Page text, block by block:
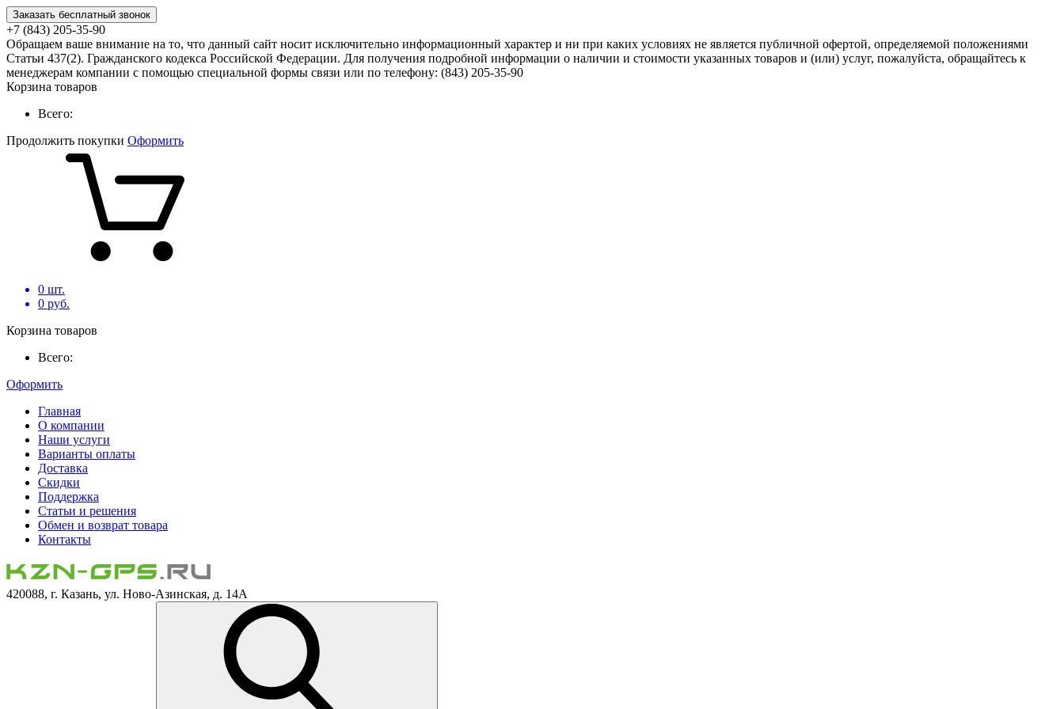
Заказать бесплатный звонок
+7 (843) 205-35-90
Обращаем ваше внимание на то, что данный сайт носит исключительно информационный характер и ни при каких условиях не является публичной офертой, определяемой положениями
Статьи 437(2). Гражданского кодекса Российской Федерации. Для получения подробной информации о наличии и стоимости указанных товаров и (или) услуг, пожалуйста, обращайтесь к
менеджерам компании с помощью специальной формы связи или по телефону: (843) 205-35-90
Корзина товаров
Всего:
Продолжить покупки Оформить
0 шт.
0 руб.
Корзина товаров
Всего:
Оформить
Главная
О компании
Наши услуги
Варианты оплаты
Доставка
Скидки
Поддержка
Статьи и решения
Обмен и возврат товара
Контакты
420088, г. Казань, ул. Ново-Азинская, д. 14А